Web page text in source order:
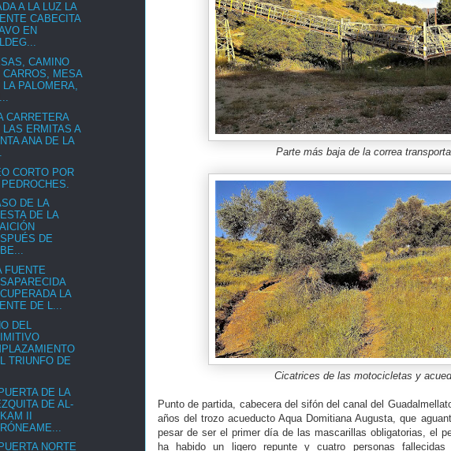
Parte más baja de la correa
Cicatrices de las motocicletas y
Punto de partida, cabecera del sifón del canal del
años del trozo acueducto Aqua Domitiana Augusta, que
pesar de ser el primer día de las mascarillas obligatorias, el
ha habido un ligero repunte y cuatro personas
A LA LUZ LA
CABECITA
EN
CAMINO
CARROS, MESA
LA PALOMERA,
CARRETERA
LAS ERMITAS A
ANA DE LA
CORTO POR
DE LA
DE LA
DE
FUENTE
LA
DE L...
DEL
TRIUNFO DE
DE LA
DE AL-
II
NORTE